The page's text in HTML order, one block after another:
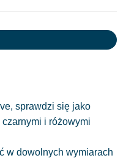
sprawdzi się jako
i różowymi
w dowolnych wymiarach